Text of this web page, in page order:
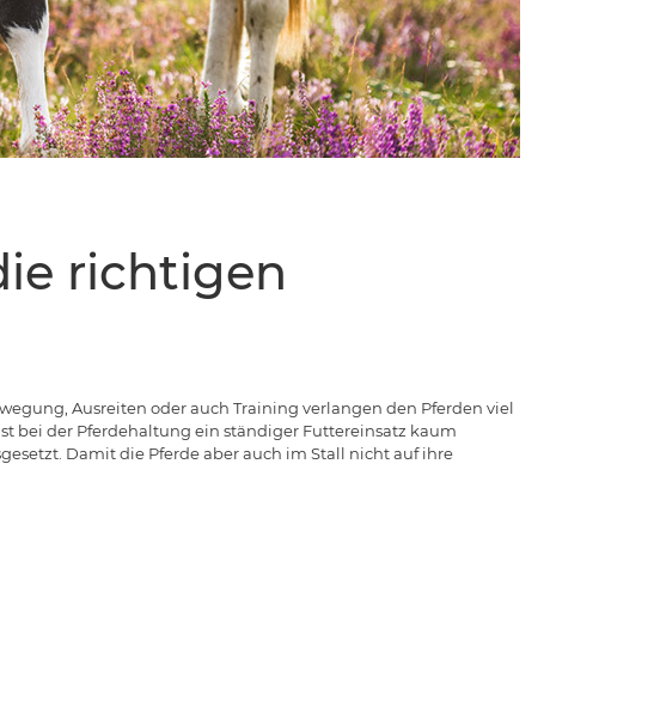
richtigen
Ausreiten oder auch Training verlangen den Pferden viel
bei der Pferdehaltung ein ständiger Futtereinsatz kaum
Damit die Pferde aber auch im Stall nicht auf ihre